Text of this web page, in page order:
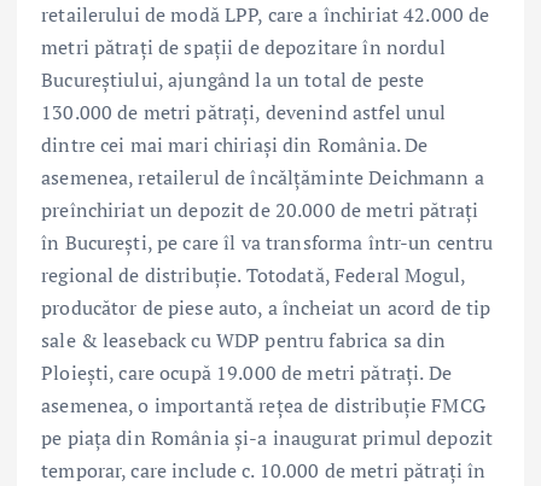
retailerului de modă LPP, care a închiriat 42.000 de
metri pătrați de spații de depozitare în nordul
Bucureștiului, ajungând la un total de peste
130.000 de metri pătrați, devenind astfel unul
dintre cei mai mari chiriași din România. De
asemenea, retailerul de încălțăminte Deichmann a
preînchiriat un depozit de 20.000 de metri pătrați
în București, pe care îl va transforma într-un centru
regional de distribuție. Totodată, Federal Mogul,
producător de piese auto, a încheiat un acord de tip
sale & leaseback cu WDP pentru fabrica sa din
Ploiești, care ocupă 19.000 de metri pătrați. De
asemenea, o importantă rețea de distribuție FMCG
pe piața din România și-a inaugurat primul depozit
temporar, care include c. 10.000 de metri pătrați în